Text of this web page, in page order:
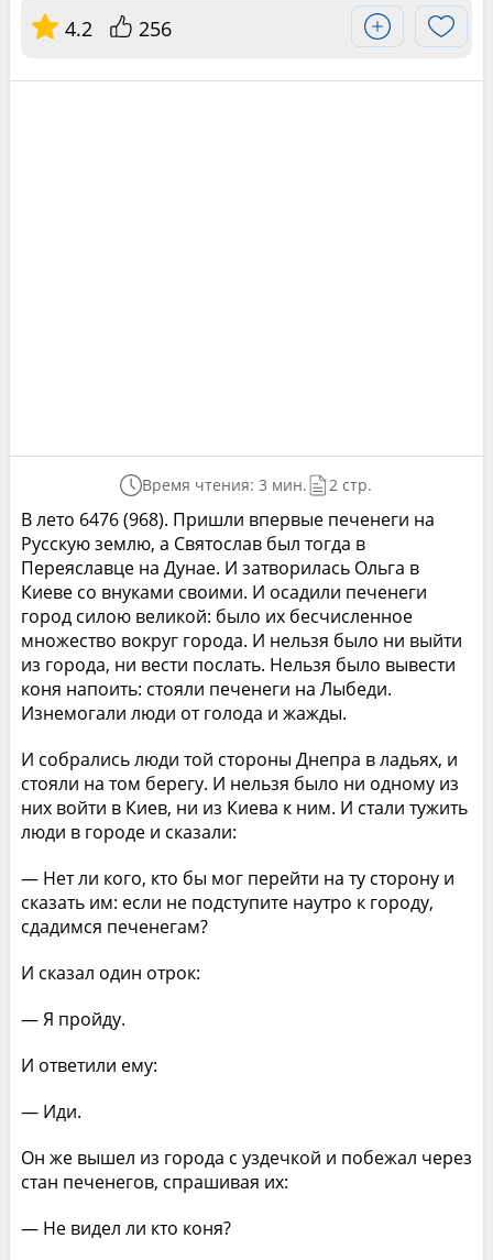
4.2 256
Время чтения: 3 мин. 2 стр.
В лето 6476 (968). Пришли впервые печенеги на
Русскую землю, а Святослав был тогда в
Переяславце на Дунае. И затворилась Ольга в
Киеве со внуками своими. И осадили печенеги
город силою великой: было их бесчисленное
множество вокруг города. И нельзя было ни выйти
из города, ни вести послать. Нельзя было вывести
коня напоить: стояли печенеги на Лыбеди.
Изнемогали люди от голода и жажды.
И собрались люди той стороны Днепра в ладьях, и
стояли на том берегу. И нельзя было ни одному из
них войти в Киев, ни из Киева к ним. И стали тужить
люди в городе и сказали:
— Нет ли кого, кто бы мог перейти на ту сторону и
сказать им: если не подступите наутро к городу,
сдадимся печенегам?
И сказал один отрок:
— Я пройду.
И ответили ему:
— Иди.
Он же вышел из города с уздечкой и побежал через
стан печенегов, спрашивая их:
— Не видел ли кто коня?